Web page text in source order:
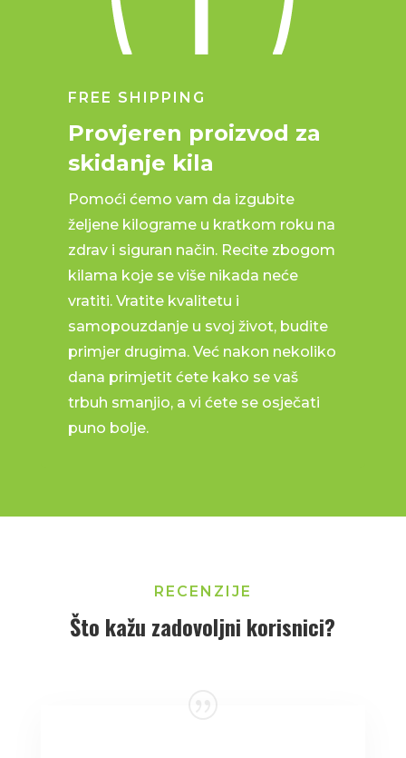
FREE SHIPPING
Provjeren proizvod za
skidanje kila
Pomoći ćemo vam da izgubite
željene kilograme u kratkom roku na
zdrav i siguran način. Recite zbogom
kilama koje se više nikada neće
vratiti. Vratite kvalitetu i
samopouzdanje u svoj život, budite
primjer drugima. Već nakon nekoliko
dana primjetit ćete kako se vaš
trbuh smanjio, a vi ćete se osječati
puno bolje.
RECENZIJE
Što kažu zadovoljni korisnici?